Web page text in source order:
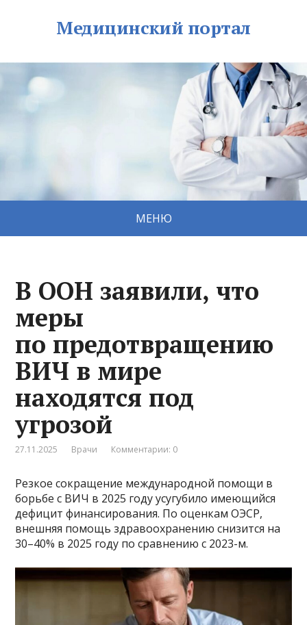
Медицинский портал
МЕНЮ
В ООН заявили, что
меры
по предотвращению
ВИЧ в мире
находятся под
угрозой
27.11.2025 Врачи Комментарии: 0
Резкое сокращение международной помощи в
борьбе с ВИЧ в 2025 году усугубило имеющийся
дефицит финансирования. По оценкам ОЭСР,
внешняя помощь здравоохранению снизится на
30–40% в 2025 году по сравнению с 2023-м.